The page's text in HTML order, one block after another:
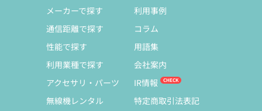
メーカーで探す
通信距離で探す
性能で探す
利用業種で探す
アクセサリ・パーツ
無線機レンタル
利用事例
コラム
用語集
会社案内
IR情報
特定商取引法表記